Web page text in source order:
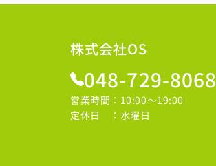
株式会社OS
048-729-8068
営業時間：10:00～19:00
定休日 ：水曜日